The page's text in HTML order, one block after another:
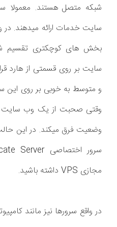
شبکه متصل هستند. معمولا
سایت خدمات ارائه میدهند.
بخش های کوچکتری تقسیم
سایت بر روی قسمتی از هارد
و متوسط به خوبی بر روی این
وقتی صحبت از یک وب سایت
وضعیت فرق میکند. در این
مجازی VPS داشته باشید.
در واقع سرورها نیز مانند